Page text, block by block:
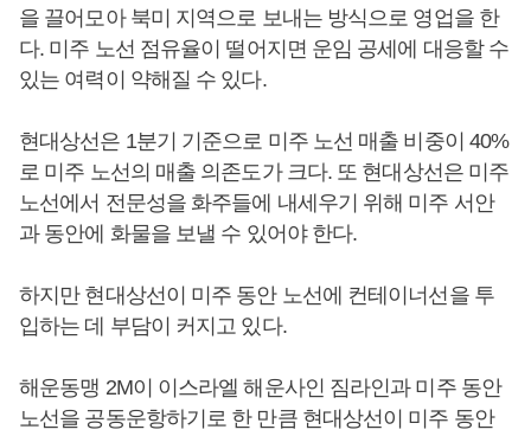
을 끌어모아 북미 지역으로 보내는 방식으로 영업을 한
다. 미주 노선 점유율이 떨어지면 운임 공세에 대응할 수
있는 여력이 약해질 수 있다.
현대상선은 1분기 기준으로 미주 노선 매출 비중이 40%
로 미주 노선의 매출 의존도가 크다. 또 현대상선은 미주
노선에서 전문성을 화주들에 내세우기 위해 미주 서안
과 동안에 화물을 보낼 수 있어야 한다.
하지만 현대상선이 미주 동안 노선에 컨테이너선을 투
입하는 데 부담이 커지고 있다.
해운동맹 2M이 이스라엘 해운사인 짐라인과 미주 동안
노선을 공동운항하기로 한 만큼 현대상선이 미주 동안